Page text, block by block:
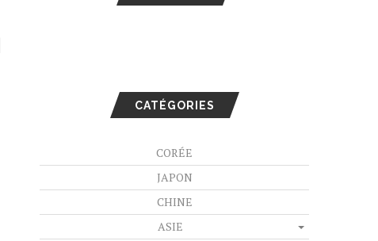
CATÉGORIES
CORÉE
JAPON
CHINE
ASIE